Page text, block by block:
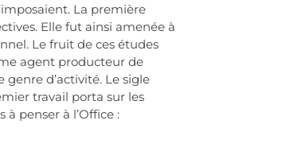
La première
Elle fut ainsi amenée à
Le fruit de ces études
agent producteur de
d’activité. Le sigle
travail porta sur les
penser à l’Office :